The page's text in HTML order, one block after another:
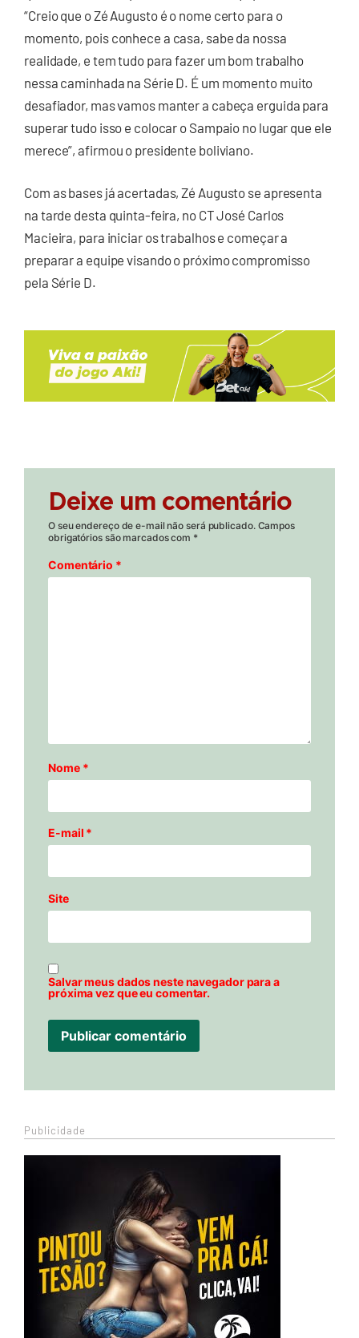
“Creio que o Zé Augusto é o nome certo para o
momento, pois conhece a casa, sabe da nossa
realidade, e tem tudo para fazer um bom trabalho
nessa caminhada na Série D. É um momento muito
desafiador, mas vamos manter a cabeça erguida para
superar tudo isso e colocar o Sampaio no lugar que ele
merece”, afirmou o presidente boliviano.
Com as bases já acertadas, Zé Augusto se apresenta
na tarde desta quinta-feira, no CT José Carlos
Macieira, para iniciar os trabalhos e começar a
preparar a equipe visando o próximo compromisso
pela Série D.
Deixe um comentário
O seu endereço de e-mail não será publicado. Campos
obrigatórios são marcados com *
Comentário *
Nome *
E-mail *
Site
Salvar meus dados neste navegador para a
próxima vez que eu comentar.
Publicidade